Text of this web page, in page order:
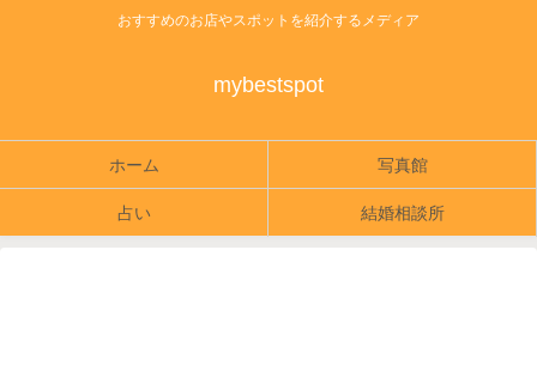
おすすめのお店やスポットを紹介するメディア
mybestspot
ホーム 写真館
占い 結婚相談所